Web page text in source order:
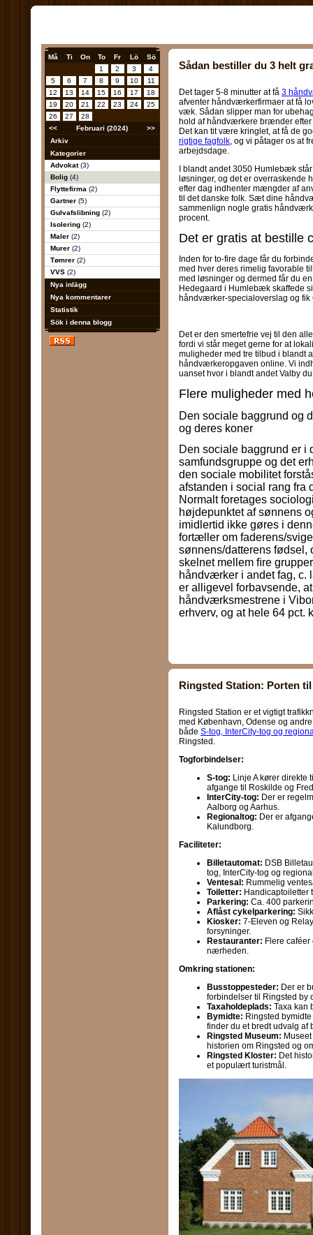
Må Ti On To Fr Lö
Sö
1
2 3
4
5
6 7 8 9 10
11
12
13 14 15 16 17
18
19
20 21 22 23 24
25
26
27
28
<<
Februari (2024)
>>
Arkiv
Kategorier
Advokat(3)
Bolig (4)
Flyttefirma (2)
Gartner (5)
Gulvafslibning (2)
Isolering (2)
Maler (2)
Murer (2)
Tømrer (2)
VVS (2)
Nya inlägg
Nya kommentarer
Statistik
Sök i denna blogg
Sådan bestiller du 3 helt
Det tager 5-8 minutter at få 3
afventer håndværkerfirmaer at få
væk. Sådan slipper man for
hold af håndværkere brænder
Det kan tit være kringlet, at få de
rigtige fagfolk, og vi påtager os at
arbejdsdage.
I blandt andet 3050 Humlebæk
løsninger, og det er overraskende
efter dag indhenter mængder af
til det danske folk. Sæt dine
sammenlign nogle gratis
procent.
Det er gratis at bestille
Inden for to-fire dage får du
med hver deres rimelig favorable
med løsninger og dermed får du
Hedegaard i Humlebæk skaffede
håndværker-specialoverslag og
Det er den smertefrie vej til den
fordi vi står meget gerne for at
muligheder med tre tilbud i blandt
håndværkeropgaven online. Vi
uanset hvor i blandt andet Valby
Flere muligheder med
Den sociale baggrund og
og deres koner
Den sociale baggrund er i
samfundsgruppe og det
den sociale mobilitet
afstanden i social rang fra
Normalt foretages
højdepunktet af sønnens
imidlertid ikke gøres i
fortæller om faderens/
sønnens/datterens fødsel,
skelnet mellem ﬁre
håndværker i andet fag, c.
er alligevel forbavsende,
håndværksmestrene i
erhverv, og at hele 64 pct.
Ringsted Station: Porten
Ringsted Station er et vigtigt
med København, Odense og
både S-tog, InterCity-tog og
Ringsted.
Togforbindelser:
S-tog: Linje A kører direkte
afgange til Roskilde og
InterCity-tog: Der er
Aalborg og Aarhus.
Regionaltog: Der er
Kalundborg.
Faciliteter:
Billetautomat: DSB
tog, InterCity-tog og
Ventesal: Rummelig
Toiletter:
Parkering: Ca. 400
Aflåst cykelparkering:
Kiosker: 7-Eleven og
forsyninger.
Restauranter: Flere
nærheden.
Omkring stationen:
Busstoppesteder: Der er
forbindelser til Ringsted by
Taxaholdeplads: Taxa kan
Bymidte: Ringsted
finder du et bredt udvalg af
Ringsted Museum:
historien om Ringsted og
Ringsted Kloster: Det
et populært turistmål.